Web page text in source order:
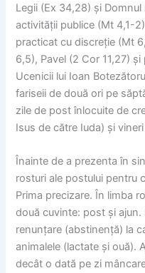
Legii (Ex 34,28) și
activității publice (Mt 4,1-
practicat cu discreție (Mt
6,5), Pavel (2 Cor 11,27)
Ucenicii lui Ioan
fariseii de două ori pe
zile de post înlocuite de
Isus de către Iuda) și
Înainte de a prezenta în
rosturi ale postului pentru
Prima precizare. În limba
două cuvinte: post și
renunțare (abstinență) la
animalele (lactate și ouă).
decât o dată pe zi